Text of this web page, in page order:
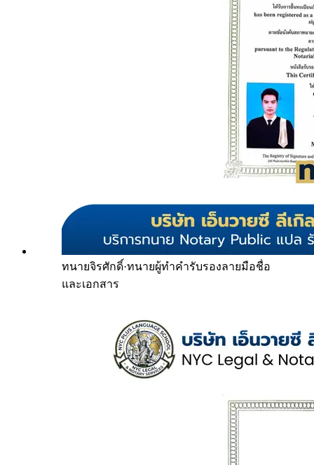
ทนายจิรศักดิ์·ทนายผู้ทำคำรับรองลายมือชื่อ
และเอกสาร